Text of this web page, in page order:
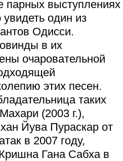
парных выступлениях
один из
Одисси.
в их
очаровательной
этих песен.
таких
(2003 г.),
Йува Пураскар от
в 2007 году,
Гана Сабха в